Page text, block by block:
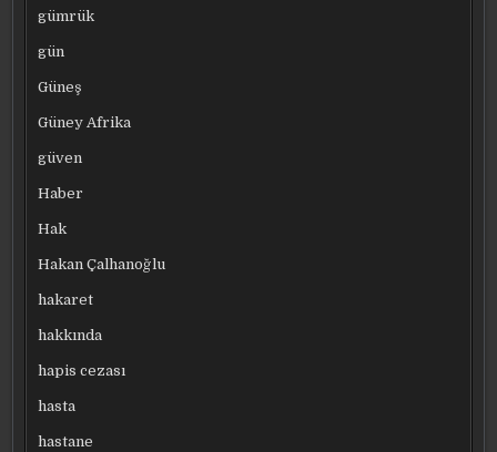
gümrük
gün
Güneş
Güney Afrika
güven
Haber
Hak
Hakan Çalhanoğlu
hakaret
hakkında
hapis cezası
hasta
hastane